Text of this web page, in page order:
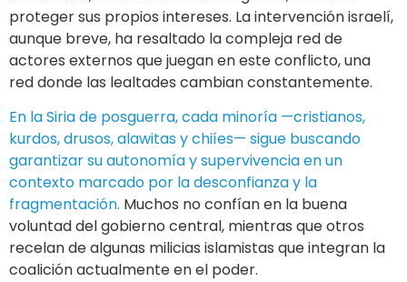
proteger sus propios intereses. La intervención israelí,
aunque breve, ha resaltado la compleja red de
actores externos que juegan en este conflicto, una
red donde las lealtades cambian constantemente.
En la Siria de posguerra, cada minoría —cristianos,
kurdos, drusos, alawitas y chiíes— sigue buscando
garantizar su autonomía y supervivencia en un
contexto marcado por la desconfianza y la
fragmentación. Muchos no confían en la buena
voluntad del gobierno central, mientras que otros
recelan de algunas milicias islamistas que integran la
coalición actualmente en el poder.